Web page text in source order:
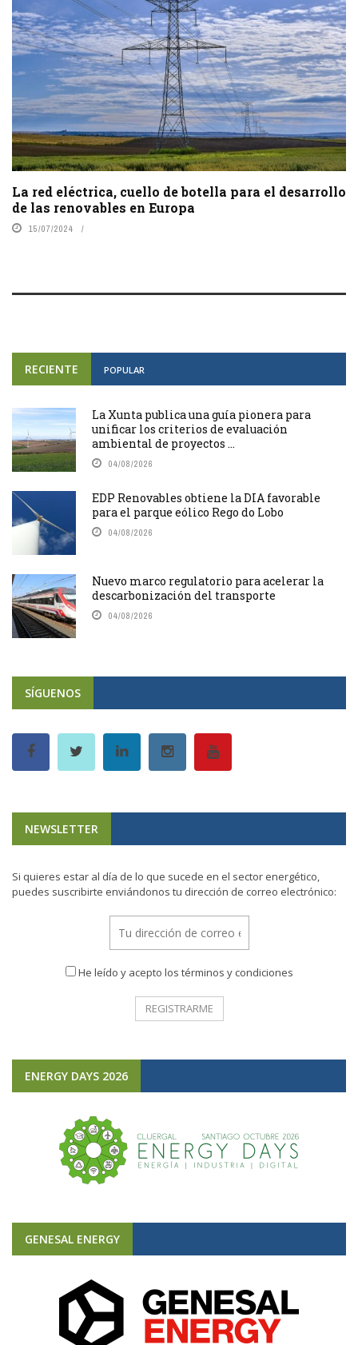
La red eléctrica, cuello de botella para el desarrollo
de las renovables en Europa
15/07/2024
RECIENTE POPULAR
La Xunta publica una guía pionera para
unificar los criterios de evaluación
ambiental de proyectos ...
04/08/2026
EDP Renovables obtiene la DIA favorable
para el parque eólico Rego do Lobo
04/08/2026
Nuevo marco regulatorio para acelerar la
descarbonización del transporte
04/08/2026
SÍGUENOS
NEWSLETTER
Si quieres estar al día de lo que sucede en el sector energético,
puedes suscribirte enviándonos tu dirección de correo electrónico:
He leído y acepto los términos y condiciones
ENERGY DAYS 2026
GENESAL ENERGY